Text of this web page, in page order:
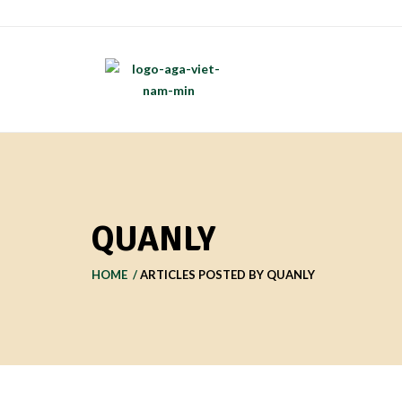
QUANLY
HOME ARTICLES POSTED BY QUANLY